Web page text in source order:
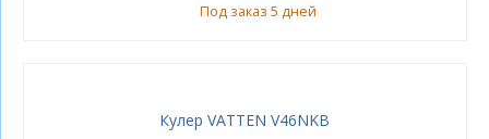
Под заказ 5 дней
Кулер VATTEN V46NKB